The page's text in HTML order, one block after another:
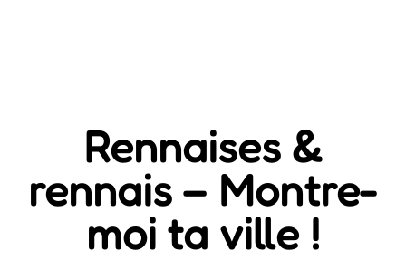
Rennaises &
rennais – Montre-
moi ta ville !